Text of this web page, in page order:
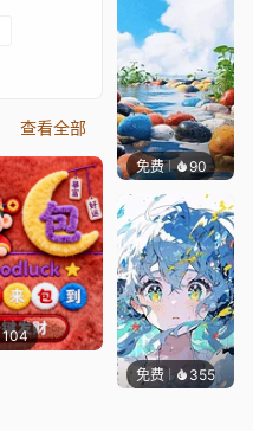
查看全部
104
免费 90 渔小小
免费 355S37